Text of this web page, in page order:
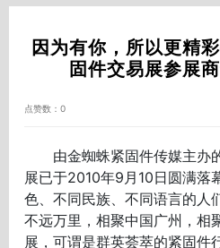
因为有你，所以更精
固件交易展参展
点赞数：0
由金蜘蛛紧固件传媒主办
展已于2010年9月10日圆满落
色、不同民族、不同语言的人
不远万里，相聚中国广州，相
展，可谓是群英荟萃的紧固件